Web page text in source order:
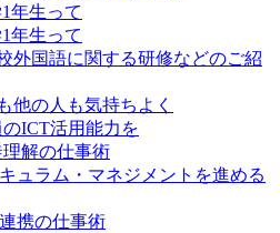
年生って
年生って
外国語に関する研修などのご紹
他の人も気持ちよく
ICT活用能力を
解の仕事術
ュラム・マネジメントを進める
携の仕事術